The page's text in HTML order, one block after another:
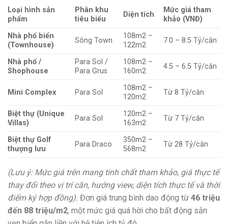
Loại hình sản
phẩm
Phân khu
tiêu biểu
Diện tích
Mức giá tham
khảo (VNĐ)
Nhà phố biển
(Townhouse)
Sông Town
108m2 –
122m2
7.0 – 8.5 Tỷ/căn
Nhà phố /
Shophouse
Para Sol /
Para Grus
108m2 –
160m2
4.5 – 6.5 Tỷ/căn
Mini Complex Para Sol
108m2 –
120m2
Từ 8 Tỷ/căn
Biệt thự (Unique
Villas)
Para Sol
120m2 –
163m2
Từ 7 Tỷ/căn
Biệt thự Golf
thượng lưu
Para Draco
350m2 –
568m2
Từ 28 Tỷ/căn
(Lưu ý: Mức giá trên mang tính chất tham khảo, giá thực tế
thay đổi theo vị trí căn, hướng view, diện tích thực tế và thời
điểm ký hợp đồng). Đơn giá trung bình dao động từ 46 triệu
đến 88 triệu/m2, một mức giá quá hời cho bất động sản